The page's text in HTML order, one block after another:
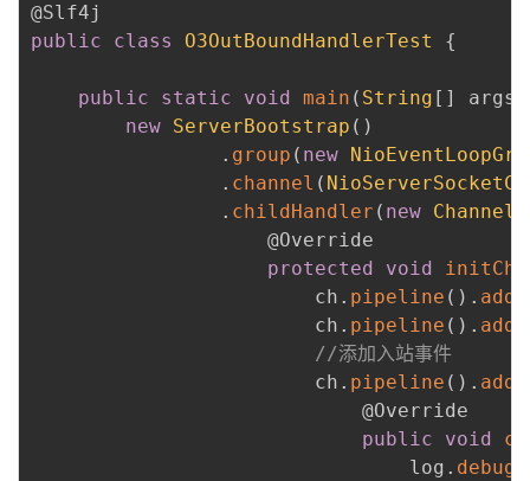
@Slf4j
public
class O3OutBoundHandlerTest {
public static void main ( String [ ] args
new ServerBootstrap ( )
. group ( new
. channel (
. childHandler ( new
@Override
protected
void
                        ch
. pipeline ( ) .
                        ch
. pipeline ( ) .
//添加入站事件
                        ch
. pipeline ( ) .
@Override
public
void
                                log
. debug